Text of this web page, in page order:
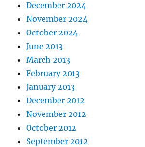
December 2024
November 2024
October 2024
June 2013
March 2013
February 2013
January 2013
December 2012
November 2012
October 2012
September 2012